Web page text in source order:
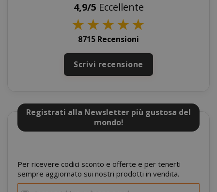
4,9/5 Eccellente
★★★★★
8715 Recensioni
Scrivi recensione
Registrati alla Newsletter più gustosa del
mondo!
Per ricevere codici sconto e offerte e per tenerti
sempre aggiornato sui nostri prodotti in vendita.
CookieScriptConsent